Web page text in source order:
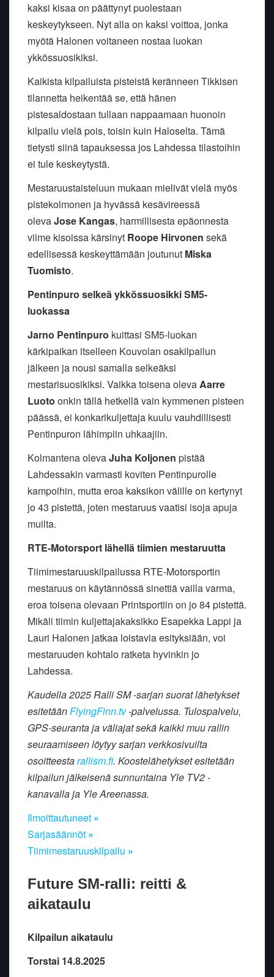
kaksi kisaa on päättynyt puolestaan
keskeytykseen. Nyt alla on kaksi voittoa, jonka
myötä Halonen voitaneen nostaa luokan
ykkössuosikiksi.
Kaikista kilpailuista pisteistä keränneen Tikkisen
tilannetta heikentää se, että hänen
pistesaldostaan tullaan nappaamaan huonoin
kilpailu vielä pois, toisin kuin Haloselta. Tämä
tietysti siinä tapauksessa jos Lahdessa tilastoihin
ei tule keskeytystä.
Mestaruustaisteluun mukaan mielivät vielä myös
pistekolmonen ja hyvässä kesävireessä
olevaJose Kangas, harmillisesta epäonnesta
viime kisoissa kärsinyt Roope Hirvonen sekä
edellisessä keskeyttämään joutunut Miska
Tuomisto.
Pentinpuro selkeä ykkössuosikki SM5-
luokassa
Jarno Pentinpuro kuittasi SM5-luokan
kärkipaikan itselleen Kouvolan osakilpailun
jälkeen ja nousi samalla selkeäksi
mestarisuosikiksi. Vaikka toisena olevaAarre
Luoto onkin tällä hetkellä vain kymmenen pisteen
päässä, ei konkarikuljettaja kuulu vauhdillisesti
Pentinpuron lähimpiin uhkaajiin.
Kolmantena olevaJuha Koljonen pistää
Lahdessakin varmasti koviten Pentinpurolle
kampoihin, mutta eroa kaksikon välille on kertynyt
jo 43 pistettä, joten mestaruus vaatisi isoja apuja
muilta.
RTE-Motorsport lähellä tiimien mestaruutta
Tiimimestaruuskilpailussa RTE-Motorsportin
mestaruus on käytännössä sinettiä vailla varma,
eroa toisena olevaan Printsportiin on jo 84 pistettä.
Mikäli tiimin kuljettajakaksikko Esapekka Lappi ja
Lauri Halonen jatkaa loistavia esityksiään, voi
mestaruuden kohtalo ratketa hyvinkin jo
Lahdessa.
Kaudella 2025 Ralli SM -sarjan suorat lähetykset
esitetäänFlyingFinn.tv-palvelussa. Tulospalvelu,
GPS-seuranta ja väliajat sekä kaikki muu rallin
seuraamiseen löytyy sarjan verkkosivuilta
osoitteestarallism.fi. Koostelähetykset esitetään
kilpailun jälkeisenä sunnuntaina Yle TV2 -
kanavalla ja Yle Areenassa.
Ilmoittautuneet »
Sarjasäännöt »
Tiimimestaruuskilpailu »
Future SM-ralli: reitti &
aikataulu
Kilpailun aikataulu
Torstai 14.8.2025